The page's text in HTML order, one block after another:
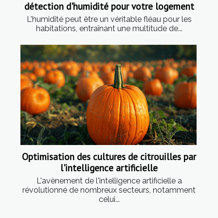
détection d'humidité pour votre logement
L'humidité peut être un véritable fléau pour les
habitations, entraînant une multitude de...
Optimisation des cultures de citrouilles par
l'intelligence artificielle
L'avènement de l'intelligence artificielle a
révolutionné de nombreux secteurs, notamment
celui...